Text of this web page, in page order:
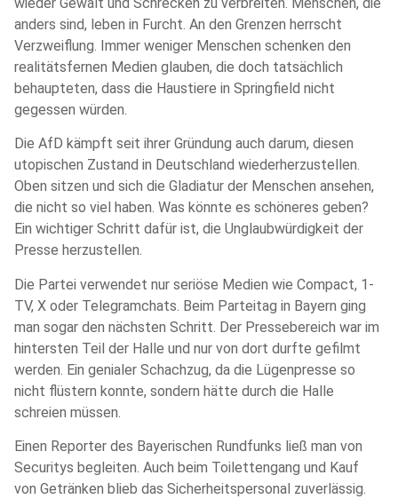
anders sind, leben in Furcht. An den Grenzen herrscht
Verzweiflung. Immer weniger Menschen schenken den
realitätsfernen Medien glauben, die doch tatsächlich
behaupteten, dass die Haustiere in Springfield nicht
gegessen würden.
Die AfD kämpft seit ihrer Gründung auch darum, diesen
utopischen Zustand in Deutschland wiederherzustellen.
Oben sitzen und sich die Gladiatur der Menschen ansehen,
die nicht so viel haben. Was könnte es schöneres geben?
Ein wichtiger Schritt dafür ist, die Unglaubwürdigkeit der
Presse herzustellen.
Die Partei verwendet nur seriöse Medien wie Compact, 1-
TV, X oder Telegramchats. Beim Parteitag in Bayern ging
man sogar den nächsten Schritt. Der Pressebereich war im
hintersten Teil der Halle und nur von dort durfte gefilmt
werden. Ein genialer Schachzug, da die Lügenpresse so
nicht flüstern konnte, sondern hätte durch die Halle
schreien müssen.
Einen Reporter des Bayerischen Rundfunks ließ man von
Securitys begleiten. Auch beim Toilettengang und Kauf
von Getränken blieb das Sicherheitspersonal zuverlässig.